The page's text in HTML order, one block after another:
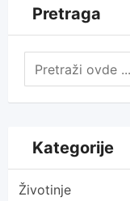
Pretraga
Kategorije
Životinje